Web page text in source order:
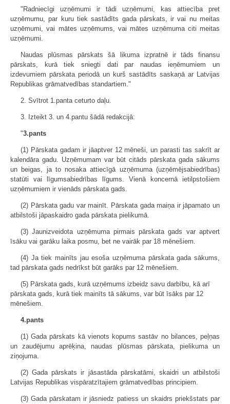
"Radniecīgi uzņēmumi ir tādi uzņēmumi, kas attiecība pret
uzņēmumu, par kuru tiek sastādīts gada pārskats, ir vai nu meitas
uzņēmumi, vai mātes uzņēmums, vai mātes uzņēmuma citi meitas
uzņēmumi.
Naudas plūsmas pārskats šā likuma izpratnē ir tāds finansu
pārskats, kurā tiek sniegti dati par naudas ieņēmumiem un
izdevumiem pārskata periodā un kurš sastādīts saskaņā ar Latvijas
Republikas grāmatvedības standartiem."
2. Svītrot 1.panta ceturto daļu.
3. Izteikt 3. un 4.pantu šādā redakcijā:
"3.pants
(1) Pārskata gadam ir jāaptver 12 mēneši, un parasti tas sakrīt ar
kalendāra gadu. Uzņēmumam var būt citāds pārskata gada sākums
un beigas, ja to nosaka attiecīgā uzņēmuma (uzņēmējsabiedrības)
statūti vai līgumsabiedrības līgums. Vienā koncernā ietilpstošiem
uzņēmumiem ir vienāds pārskata gads.
(2) Pārskata gadu var mainīt. Pārskata gada maiņa ir jāpamato un
atbilstoši jāpaskaidro gada pārskata pielikumā.
(3) Jaunizveidota uzņēmuma pirmais pārskata gads var aptvert
īsāku vai garāku laika posmu, bet ne vairāk par 18 mēnešiem.
(4) Ja tiek mainīts jau esoša uzņēmuma pārskata gada sākums,
tad pārskata gads nedrīkst būt garāks par 12 mēnešiem.
(5) Pārskata gads, kurā uzņēmums izbeidz savu darbību, kā arī
pārskata gads, kurā tiek mainīts tā sākums, var būt īsāks par 12
mēnešiem.
4.pants
(1) Gada pārskats kā vienots kopums sastāv no bilances, peļņas
un zaudējumu aprēķina, naudas plūsmas pārskata, pielikuma un
ziņojuma.
(2) Gada pārskats ir jāsastāda pārskatāmi, skaidri un atbilstoši
Latvijas Republikas vispāratzītajiem grāmatvedības principiem.
(3) Gada pārskatam ir jāsniedz patiess un skaidrs priekšstats par